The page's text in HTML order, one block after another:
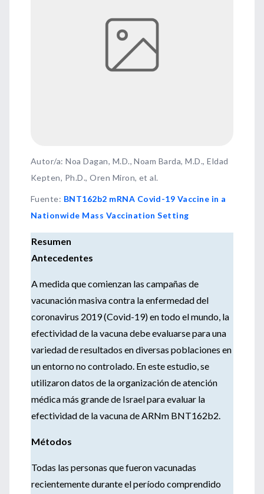
Autor/a: Noa Dagan, M.D., Noam Barda, M.D., Eldad
Kepten, Ph.D., Oren Miron, et al.
Fuente: BNT162b2 mRNA Covid-19 Vaccine in a
Nationwide Mass Vaccination Setting
Resumen
Antecedentes
A medida que comienzan las campañas de
vacunación masiva contra la enfermedad del
coronavirus 2019 (Covid-19) en todo el mundo, la
efectividad de la vacuna debe evaluarse para una
variedad de resultados en diversas poblaciones en
un entorno no controlado. En este estudio, se
utilizaron datos de la organización de atención
médica más grande de Israel para evaluar la
efectividad de la vacuna de ARNm BNT162b2.
Métodos
Todas las personas que fueron vacunadas
recientemente durante el período comprendido